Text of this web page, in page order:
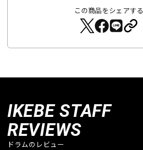
この商品をシェアする
IKEBE STAFF
REVIEWS
ドラムのレビュー